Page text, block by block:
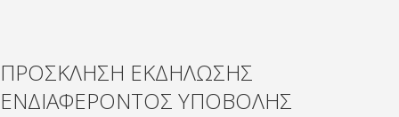
ΠΡΟΣΚΛΗΣΗ ΕΚΔΗΛΩΣΗΣ
ΕΝΔΙΑΦΕΡΟΝΤΟΣ ΥΠΟΒΟΛΗΣ